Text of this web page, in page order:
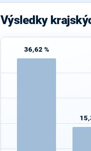
Výsledky
36,62 %